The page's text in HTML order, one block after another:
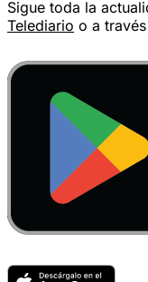
Sigue toda la
Telediario o a